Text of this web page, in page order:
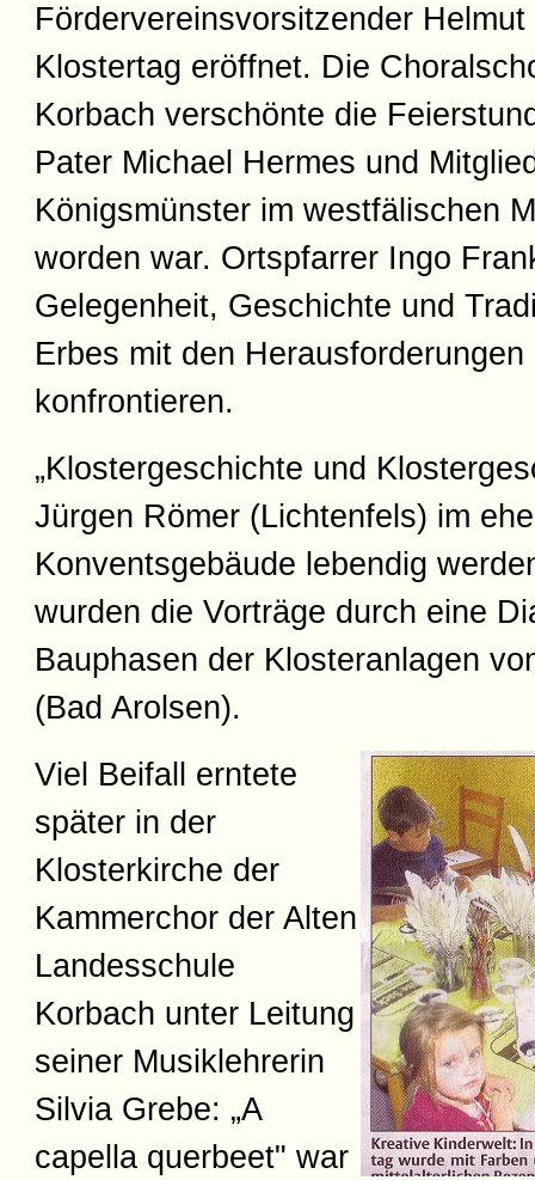
Fördervereinsvorsitzender
Klostertag eröffnet. Die
Korbach verschönte die
Pater Michael Hermes und
Königsmünster im westfälischen
worden war. Ortspfarrer Ingo
Gelegenheit, Geschichte und
Erbes mit den
konfrontieren.
„Klostergeschichte und
Jürgen Römer (Lichtenfels) im
Konventsgebäude lebendig
wurden die Vorträge durch eine
Bauphasen der Klosteranlagen
(Bad Arolsen).
Viel Beifall erntete
später in der
Klosterkirche der
Kammerchor der Alten
Landesschule
Korbach unter Leitung
seiner Musiklehrerin
Silvia Grebe: „A
capella querbeet" war